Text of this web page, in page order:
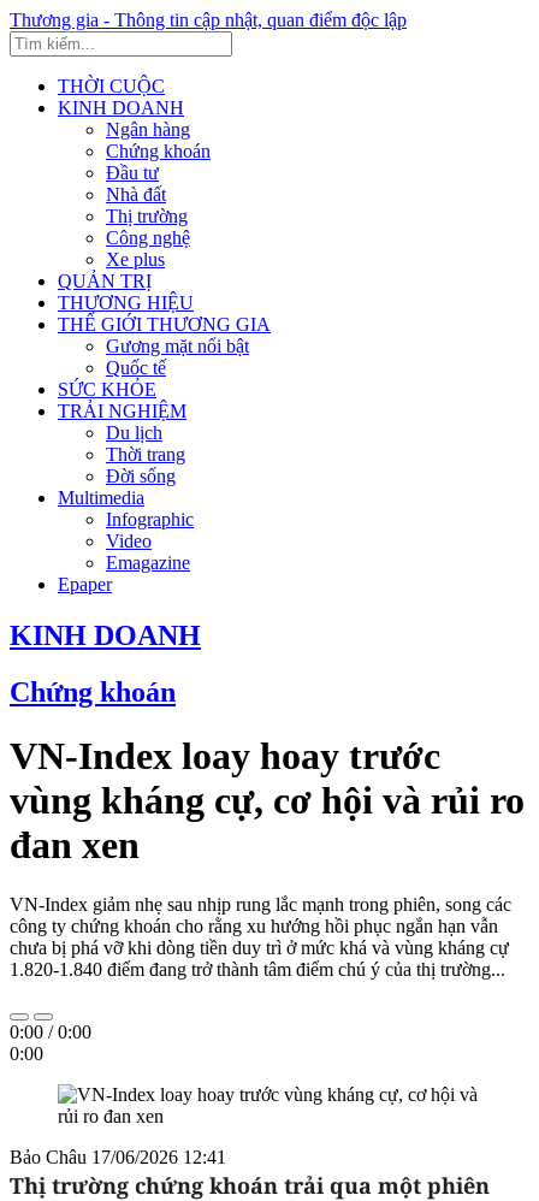
Thương gia - Thông tin cập nhật, quan điểm độc lập
THỜI CUỘC
KINH DOANH
Ngân hàng
Chứng khoán
Đầu tư
Nhà đất
Thị trường
Công nghệ
Xe plus
QUẢN TRỊ
THƯƠNG HIỆU
THẾ GIỚI THƯƠNG GIA
Gương mặt nổi bật
Quốc tế
SỨC KHỎE
TRẢI NGHIỆM
Du lịch
Thời trang
Đời sống
Multimedia
Infographic
Video
Emagazine
Epaper
KINH DOANH
Chứng khoán
VN-Index loay hoay trước
vùng kháng cự, cơ hội và rủi ro
đan xen
VN-Index giảm nhẹ sau nhịp rung lắc mạnh trong phiên, song các
công ty chứng khoán cho rằng xu hướng hồi phục ngắn hạn vẫn
chưa bị phá vỡ khi dòng tiền duy trì ở mức khá và vùng kháng cự
1.820-1.840 điểm đang trở thành tâm điểm chú ý của thị trường...
0:00 /0:00
0:00
Bảo Châu 17/06/2026 12:41
Thị trường chứng khoán trải qua một phiên